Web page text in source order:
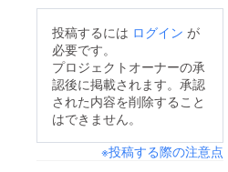
投稿するには ログイン が
必要です。
プロジェクトオーナーの承
認後に掲載されます。承認
された内容を削除すること
はできません。
※投稿する際の注意点